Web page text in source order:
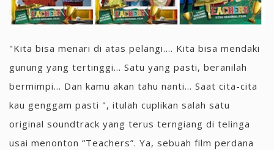
"Kita bisa menari di atas pelangi.... Kita bisa mendaki
gunung yang tertinggi... Satu yang pasti, beranilah
bermimpi... Dan kamu akan tahu nanti... Saat cita-cita
kau genggam pasti ", itulah cuplikan salah satu
original soundtrack yang terus terngiang di telinga
usai menonton “Teachers”. Ya, sebuah film perdana